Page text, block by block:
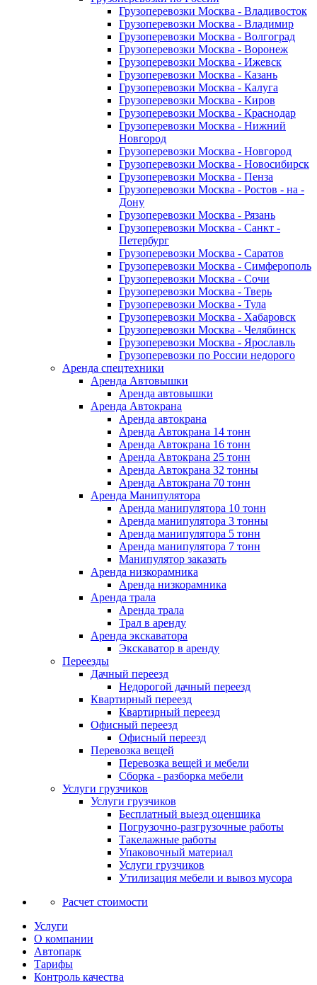
Грузоперевозки Москва - Владивосток
Грузоперевозки Москва - Владимир
Грузоперевозки Москва - Волгоград
Грузоперевозки Москва - Воронеж
Грузоперевозки Москва - Ижевск
Грузоперевозки Москва - Казань
Грузоперевозки Москва - Калуга
Грузоперевозки Москва - Киров
Грузоперевозки Москва - Краснодар
Грузоперевозки Москва - Нижний
Новгород
Грузоперевозки Москва - Новгород
Грузоперевозки Москва - Новосибирск
Грузоперевозки Москва - Пенза
Грузоперевозки Москва - Ростов - на -
Дону
Грузоперевозки Москва - Рязань
Грузоперевозки Москва - Санкт -
Петербург
Грузоперевозки Москва - Саратов
Грузоперевозки Москва - Симферополь
Грузоперевозки Москва - Сочи
Грузоперевозки Москва - Тверь
Грузоперевозки Москва - Тула
Грузоперевозки Москва - Хабаровск
Грузоперевозки Москва - Челябинск
Грузоперевозки Москва - Ярославль
Грузоперевозки по России недорого
Аренда спецтехники
Аренда Автовышки
Аренда автовышки
Аренда Автокрана
Аренда автокрана
Аренда Автокрана 14 тонн
Аренда Автокрана 16 тонн
Аренда Автокрана 25 тонн
Аренда Автокрана 32 тонны
Аренда Автокрана 70 тонн
Аренда Манипулятора
Аренда манипулятора 10 тонн
Аренда манипулятора 3 тонны
Аренда манипулятора 5 тонн
Аренда манипулятора 7 тонн
Манипулятор заказать
Аренда низкорамника
Аренда низкорамника
Аренда трала
Аренда трала
Трал в аренду
Аренда экскаватора
Экскаватор в аренду
Переезды
Дачный переезд
Недорогой дачный переезд
Квартирный переезд
Квартирный переезд
Офисный переезд
Офисный переезд
Перевозка вещей
Перевозка вещей и мебели
Сборка - разборка мебели
Услуги грузчиков
Услуги грузчиков
Бесплатный выезд оценщика
Погрузочно-разгрузочные работы
Такелажные работы
Упаковочный материал
Услуги грузчиков
Утилизация мебели и вывоз мусора
Расчет стоимости
Услуги
О компании
Автопарк
Тарифы
Контроль качества